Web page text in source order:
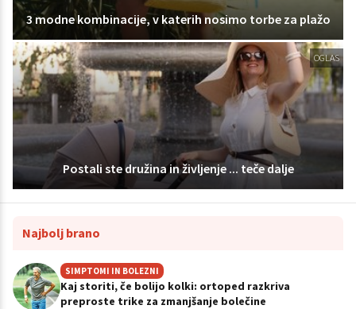
3 modne kombinacije, v katerih nosimo torbe za plažo
OGLAS
Postali ste družina in življenje ... teče dalje
Najbolj brano
SIMPTOMI IN BOLEZNI
Kaj storiti, če bolijo kolki: ortoped razkriva
preproste trike za zmanjšanje bolečine